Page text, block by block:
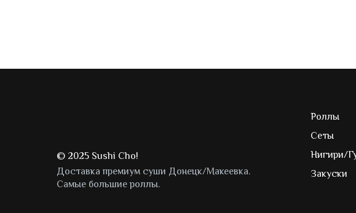
© 2025 Sushi Cho!
Доставка премиум суши Донецк/Макеевка.
Самые большие роллы.
Роллы
Сеты
Нигири/
Закуски